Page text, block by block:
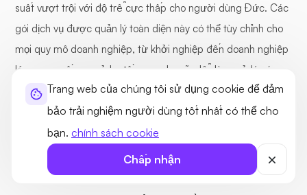
Trang web của chúng tôi sử dụng cookie để đảm
bảo trải nghiệm người dùng tốt nhất có thể cho
bạn. chính sách cookie
Chấp nhận
suất vượt trội với độ trễ cực thấp cho người dùng Đức. Các
gói dịch vụ được quản lý toàn diện này có thể tùy chỉnh cho
mọi quy mô doanh nghiệp, từ khởi nghiệp đến doanh nghiệp
lớn, cung cấp cơ sở hạ tầng mạnh mẽ, dễ dàng xử lý các
trang web có lưu lượng truy cập cao và các ứng dụng đòi
hỏi nhiều tài nguyên.
CPU xung nhịp cao